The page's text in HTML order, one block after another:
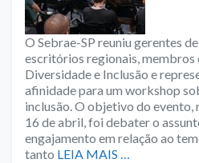
O Sebrae-SP reuniu gerentes
escritórios regionais, membros
Diversidade e Inclusão e
afinidade para um workshop
inclusão. O objetivo do
16 de abril, foi debater o
engajamento em relação ao
tanto LEIA MAIS …